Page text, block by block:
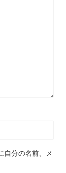
自分の名前、メ